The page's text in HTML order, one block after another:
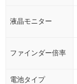
液晶モニター
ファインダー倍率
電池タイプ